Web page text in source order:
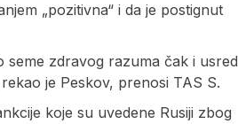
„pozitivna“ i da je postignut
seme zdravog razuma čak i usred
je Peskov, prenosi TAS S.
koje su uvedene Rusiji zbog